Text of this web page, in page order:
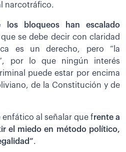
narcotráfico.
los bloqueos han escalado
se debe decir con claridad
es un derecho, pero “la
por lo que ningún interés
puede estar por encima
de la Constitución y de
al señalar que frente a
el miedo en método político,
.